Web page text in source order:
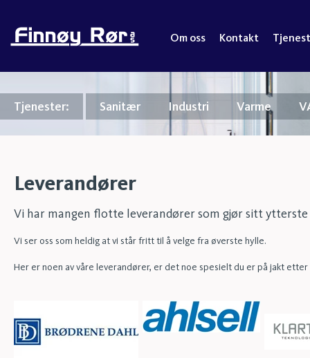
Tjenester: Sanitær Industri Varme
Om oss Kontakt
Leverandører
Vi har mangen flotte leverandører som gjør sitt
​Vi ser oss som heldig at vi står fritt til å velge fra øverste hylle.
Her er noen av våre leverandører, er det noe spesielt du er på jakt